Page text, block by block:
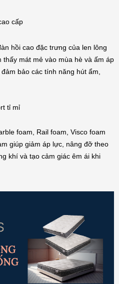
cấp
hồi cao đặc trưng của len lông
mát mẻ vào mùa hè và ấm áp
bảo các tính năng hút ẩm,
tỉ mỉ
foam, Rail foam, Visco foam
giúp giảm áp lực, nâng đỡ theo
khí và tạo cảm giác êm ái khi